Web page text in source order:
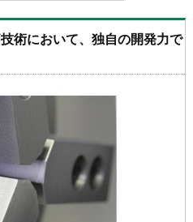
術において、独自の開発力で